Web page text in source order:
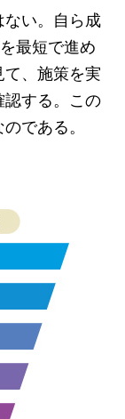
い。自ら成
最短で進め
、施策を実
する。この
である。